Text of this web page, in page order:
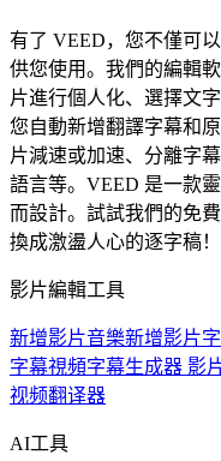
有了 VEED，您不僅可
供您使用。我們的編輯
片進行個人化、選擇文
您自動新增翻譯字幕和
片減速或加速、分離字
語言等。VEED 是一款
而設計。試試我們的免
換成激盪人心的逐字稿！
影片編輯工具
新增影片音樂新增影片
字幕視頻字幕生成器 影
视频翻译器
AI工具